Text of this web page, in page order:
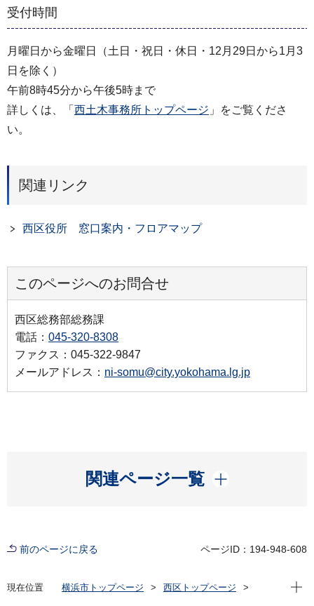
受付時間
月曜日から金曜日（土日・祝日・休日・12月29日から1月3
日を除く）
午前8時45分から午後5時まで
詳しくは、「 西土木事務所トップページ 」をご覧くださ
い。
関連リンク
西区役所 窓口案内・フロアマップ
このページへのお問合せ
西区総務部総務課
電話： 045-320-8308
ファクス：045-322-9847
メールアドレス： ni-somu@city.yokohama.lg.jp
関連ページ一覧
開く
前のページに戻る ページID：194-948-608
現在位置 横浜市トップページ
西区トップページ
現在